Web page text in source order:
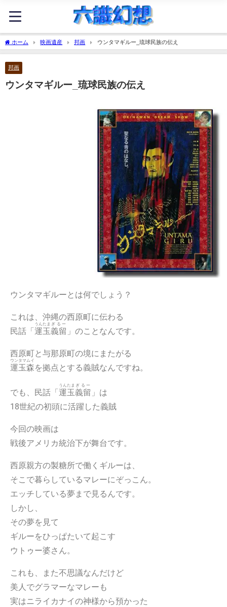
ホーム 映画遺産 邦画 ウンタマギルー_琉球民族の伝え
邦画
ウンタマギルー_琉球民族の伝え
ウンタマギルーとは何でしょう？
これは、沖縄の西原町に伝わる
民話「 運玉
うんたま
義留
ぎるー
」のことなんです。
西原町と与那原町の境にまたがる
運玉森
ウンタマムイ
を拠点とする義賊なんですね。
でも、民話「 運玉
うんたま
義留
ぎるー
」は
18世紀の初頭に活躍した義賊
今回の映画は
戦後アメリカ統治下が舞台です。
西原親方の製糖所で働くギルーは、
そこで暮らしているマレーにぞっこん。
エッチしている夢まで見るんです。
しかし、
その夢を見て
ギルーをひっぱたいて起こす
ウトゥー婆さん。
これも、また不思議なんだけど
美人でグラマーなマレーも
実はニライカナイの神様から預かった